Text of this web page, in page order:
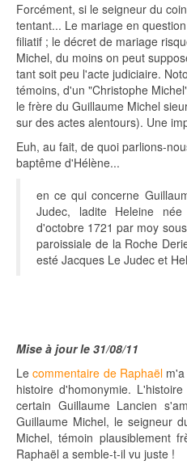
Forcément, si le seigneur du
tentant... Le mariage en
filiatif ; le décret de mariage
Michel, du moins on peut
tant soit peu l'acte judiciaire.
témoins, d'un "Christophe
le frère du Guillaume Michel
sur des actes alentours). Une
Euh, au fait, de quoi parlions-
baptême d'Hélène...
en ce qui concerne
Judec, ladite Heleine
d'octobre 1721 par moy
paroissiale de la Roche
esté Jacques Le Judec et
Mise à jour le 31/08/11
Lecommentaire de Raphaël
histoire d'homonymie.
certain Guillaume Lancien
Guillaume Michel, le seigneur
Michel, témoin plausiblement
Raphaël a semble-t-il vu juste !